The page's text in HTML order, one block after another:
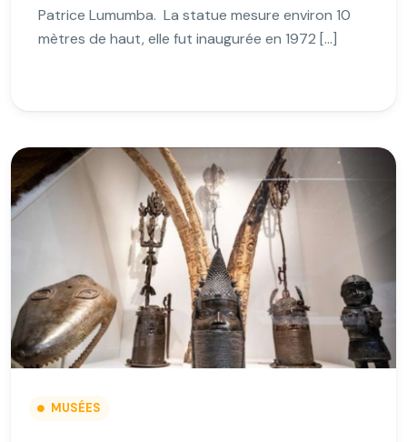
Patrice Lumumba. La statue mesure environ 10
mètres de haut, elle fut inaugurée en 1972 […]
MUSÉES